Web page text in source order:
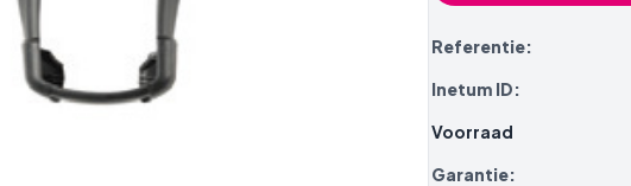
Referentie:
Inetum ID:
Voorraad
Garantie: